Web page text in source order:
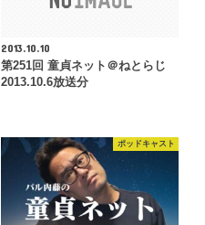
2013.10.10
第251回 童貞ネット＠ねとらじ
2013.10.6放送分
ポッドキャスト